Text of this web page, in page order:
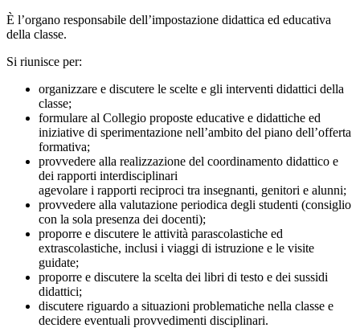
È l’organo responsabile dell’impostazione didattica ed educativa
della classe.
Si riunisce per:
organizzare e discutere le scelte e gli interventi didattici della
classe;
formulare al Collegio proposte educative e didattiche ed
iniziative di sperimentazione nell’ambito del piano dell’offerta
formativa;
provvedere alla realizzazione del coordinamento didattico e
dei rapporti interdisciplinari
agevolare i rapporti reciproci tra insegnanti, genitori e alunni;
provvedere alla valutazione periodica degli studenti (consiglio
con la sola presenza dei docenti);
proporre e discutere le attività parascolastiche ed
extrascolastiche, inclusi i viaggi di istruzione e le visite
guidate;
proporre e discutere la scelta dei libri di testo e dei sussidi
didattici;
discutere riguardo a situazioni problematiche nella classe e
decidere eventuali provvedimenti disciplinari.